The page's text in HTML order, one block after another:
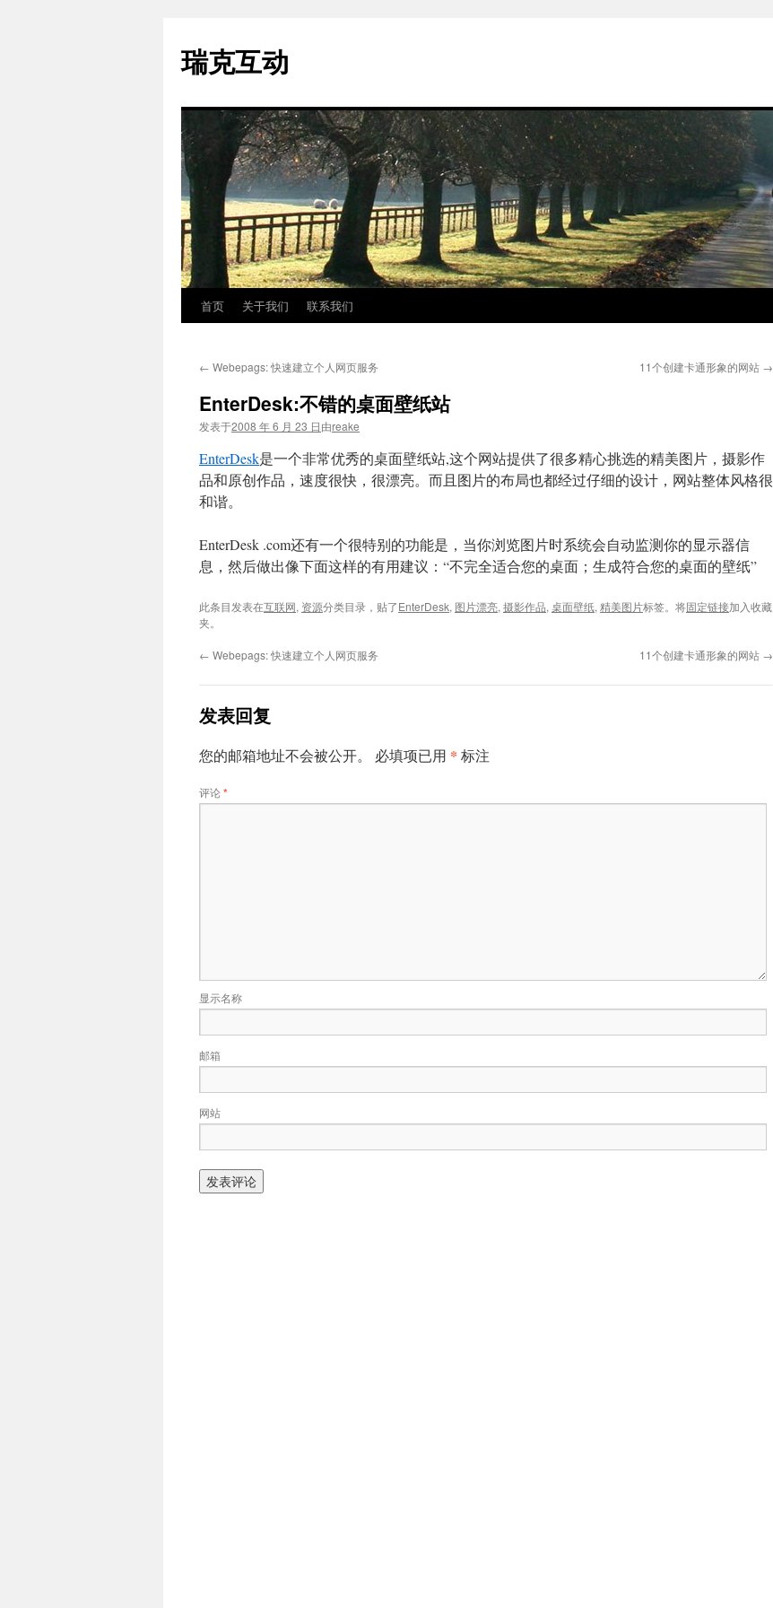
瑞克互动
首页 关于我们 联系我们
← Webepags: 快速建立个人网页服务 11个创建卡通形象的网站 →
EnterDesk:不错的桌面壁纸站
发表于2008 年 6 月 23 日由reake
EnterDesk是一个非常优秀的桌面壁纸站,这个网站提供了很多精心挑选的精美图片， 摄影作
品和原创作品，速度很快，很漂亮。 而且图片的布局也都经过仔细的设计，网站整体风格很
和谐。
EnterDesk .com还有一个很特别的功能是，当你浏览图片时系统会自动监测你的显示器信
息，然后做出像下面这样的有用建议：“不完全适合您的桌面；生成符合您的桌面的壁纸”
此条目发表在互联网, 资源分类目录，贴了EnterDesk, 图片漂亮, 摄影作品, 桌面壁纸, 精美图片标签。将固定链接加入收藏
夹。
← Webepags: 快速建立个人网页服务 11个创建卡通形象的网站 →
发表回复
您的邮箱地址不会被公开。 必填项已用 * 标注
评论*
显示名称
邮箱
网站